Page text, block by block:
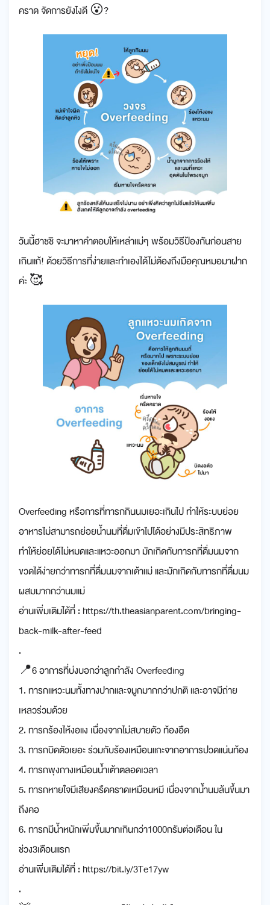
คราด จัดการยังไงดี 😮?
วันนี้ฮาชชิ จะมาหาคำตอบให้เหล่าแม่ๆ พร้อมวิธีป้องกันก่อนสาย
เกินแก้! ด้วยวิธีการที่ง่ายและทำเองได้ไม่ต้องถึงมือคุณหมอมาฝาก
ค่ะ 🥰
Overfeeding หรือการที่ทารกกินนมเยอะเกินไป ทำให้ระบบย่อย
อาหารไม่สามารถย่อยน้ำนมที่ดื่มเข้าไปได้อย่างมีประสิทธิภาพ
ทำให้ย่อยได้ไม่หมดและแหวะออกมา มักเกิดกับทารกที่ดื่มนมจาก
ขวดได้ง่ายกว่าทารกที่ดื่มนมจากเต้าแม่ และมักเกิดกับทารกที่ดื่มนม
ผสมมากกว่านมแม่
อ่านเพิ่มเติมได้ที่ : https://th.theasianparent.com/bringing-
back-milk-after-feed
.
📍6 อาการที่บ่งบอกว่าลูกกำลัง Overfeeding
1. ทารกแหวะนมทั้งทางปากและจมูกมากกว่าปกติ และอาจมีถ่าย
เหลวร่วมด้วย
2. ทารกร้องไห้งอแง เนื่องจากไม่สบายตัว ท้องอืด
3. ทารกบิดตัวเยอะ ร่วมกับร้องเหมือนแกะจากอาการปวดแน่นท้อง
4. ทารกพุงกางเหมือนน้ำเต้าตลอดเวลา
5. ทารกหายใจมีเสียงครืดคราดเหมือนหมี เนื่องจากน้ำนมล้นขึ้นมา
ถึงคอ
6. ทารกมีน้ำหนักเพิ่มขึ้นมากเกินกว่า1000กรัมต่อเดือน ใน
ช่วง3เดือนแรก
อ่านเพิ่มเติมได้ที่ : https://bit.ly/3Te17yw
.